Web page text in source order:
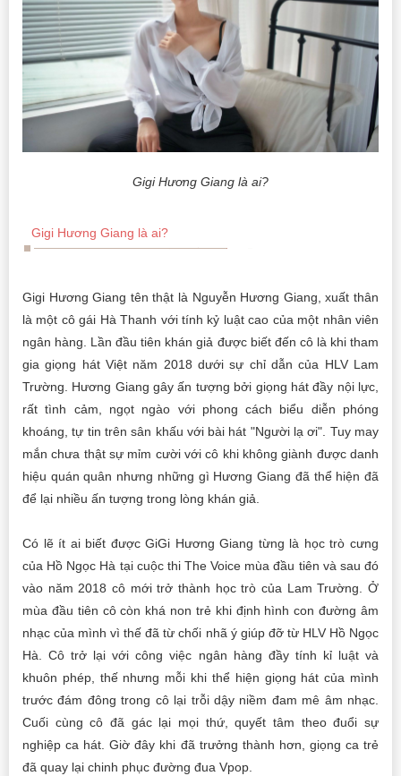
Gigi Hương Giang là ai?
Gigi Hương Giang là ai?
Gigi Hương Giang tên thật là Nguyễn Hương Giang, xuất thân
là một cô gái Hà Thanh với tính kỷ luật cao của một nhân viên
ngân hàng. Lần đầu tiên khán giả được biết đến cô là khi tham
gia giọng hát Việt năm 2018 dưới sự chỉ dẫn của HLV Lam
Trường. Hương Giang gây ấn tượng bởi giọng hát đầy nội lực,
rất tình cảm, ngọt ngào với phong cách biểu diễn phóng
khoáng, tự tin trên sân khấu với bài hát "Người lạ ơi". Tuy may
mắn chưa thật sự mỉm cười với cô khi không giành được danh
hiệu quán quân nhưng những gì Hương Giang đã thể hiện đã
để lại nhiều ấn tượng trong lòng khán giả.
Có lẽ ít ai biết được GiGi Hương Giang từng là học trò cưng
của Hồ Ngọc Hà tại cuộc thi The Voice mùa đầu tiên và sau đó
vào năm 2018 cô mới trở thành học trò của Lam Trường. Ở
mùa đầu tiên cô còn khá non trẻ khi định hình con đường âm
nhạc của mình vì thế đã từ chối nhã ý giúp đỡ từ HLV Hồ Ngọc
Hà. Cô trở lại với công việc ngân hàng đầy tính kỉ luật và
khuôn phép, thế nhưng mỗi khi thể hiện giọng hát của mình
trước đám đông trong cô lại trỗi dậy niềm đam mê âm nhạc.
Cuối cùng cô đã gác lại mọi thứ, quyết tâm theo đuổi sự
nghiệp ca hát. Giờ đây khi đã trưởng thành hơn, giọng ca trẻ
đã quay lại chinh phục đường đua Vpop.